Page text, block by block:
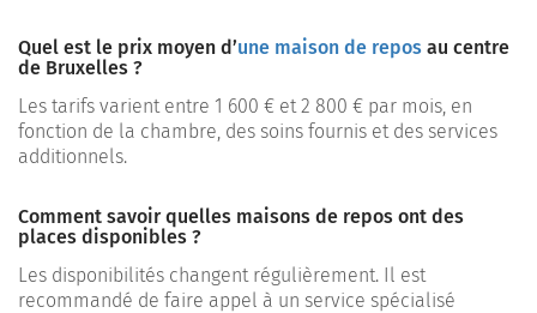
Quel est le prix moyen d’une maison de repos au centre
de Bruxelles ?
Les tarifs varient entre 1 600 € et 2 800 € par mois, en
fonction de la chambre, des soins fournis et des services
additionnels.
Comment savoir quelles maisons de repos ont des
places disponibles ?
Les disponibilités changent régulièrement. Il est
recommandé de faire appel à un service spécialisé